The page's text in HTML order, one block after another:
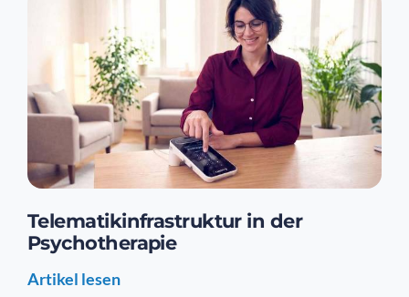
Telematikinfrastruktur in der
Psychotherapie